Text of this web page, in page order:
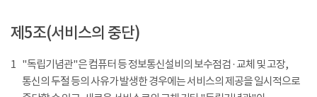
제5조(서비스의 중단)
1 "독립기념관"은 컴퓨터 등 정보통신설비의 보수점검 · 교체 및 고장,
통신의 두절 등의 사유가 발생한 경우에는 서비스의 제공을 일시적으로